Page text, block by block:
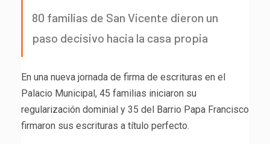
80 familias de San Vicente dieron un
paso decisivo hacia la casa propia
En una nueva jornada de firma de escrituras en el
Palacio Municipal, 45 familias iniciaron su
regularización dominial y 35 del Barrio Papa Francisco
firmaron sus escrituras a título perfecto.